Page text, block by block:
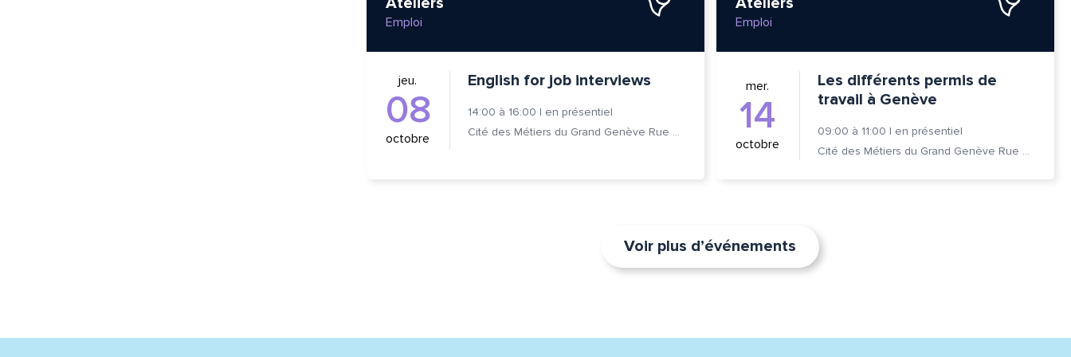
Emploi
jeu.
08
octobre
English for job interviews
14:00 à 16:00 | en présentiel
Cité des Métiers du Grand Genève Rue Prévost-Martin 6 1205 Genève
Emploi
mer.
14
octobre
Les différents permis de
travail à Genève
09:00 à 11:00 | en présentiel
Cité des Métiers du Grand Genève Rue Prévost-Martin 6 1205 Genève
Voir plus d’événements